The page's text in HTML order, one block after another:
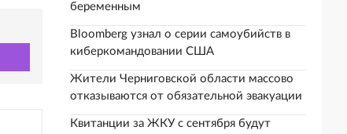
беременным
Bloomberg узнал о серии самоубийств в
киберкомандовании США
Жители Черниговской области массово
отказываются от обязательной эвакуации
Квитанции за ЖКУ с сентября будут